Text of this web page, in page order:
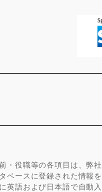
・役職等の各項目は、弊社
ベースに登録された情報を
英語および日本語で自動入